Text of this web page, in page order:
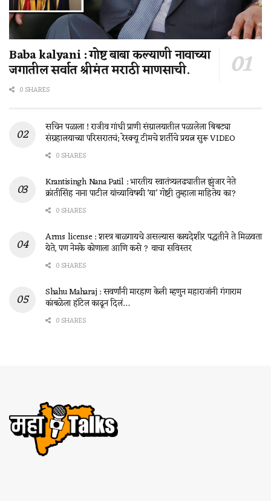
Baba kalyani : गोष्ट बाबा कल्याणी नावाच्या
जगातील सर्वात श्रीमंत मराठी माणसाची.
0 SHARES
सचिन पळाला ! राजीव गांधी प्राणी संग्रालयातील पळालेला बिबट्या
संग्रहालयाच्या परिसरातचं; रेस्क्यू टीमचे शर्तीचे प्रयत्न सुरू VIDEO
0 SHARES
Krantisingh Nana Patil : भारतीय स्वातंत्र्यलढ्यातील झुंजार नेते
क्रांतीसिंह नाना पाटील यांच्याविषयी ‘या’ गोष्टी तुम्हाला माहितेय का?
0 SHARES
Arms license : शस्त्र बाळगायचे असल्यास कायदेशीर पद्धतीने ते मिळवता
येते, पण नेमके कोणाला आणि कसे ? वाचा सविस्तर
0 SHARES
Shahu Maharaj : सवर्णांनी मारहाण केली म्हणुन महाराजांनी गंगाराम
कांबळेला हॉटेल काढून दिलं…
0 SHARES